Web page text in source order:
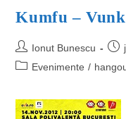
Kumfu –
Ionut Bunescu
Evenimente /